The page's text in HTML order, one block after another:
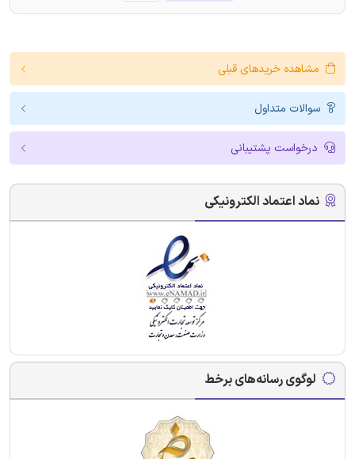
مشاهده خریدهای قبلی
سوالات متداول
درخواست پشتیبانی
نماد اعتماد الکترونیکی
لوگوی رسانه‌های برخط